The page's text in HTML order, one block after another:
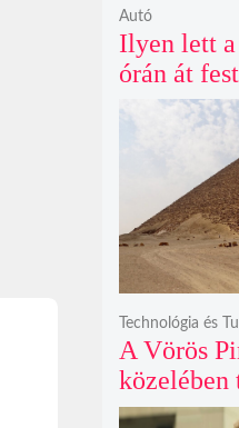
Ilyen lett a
órán át
Turbo S-
Autó
A Vörös
közelében
rejtélyes
Technológia és